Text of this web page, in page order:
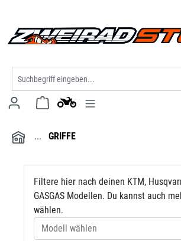
GRIFFE
Filtere hier nach deinen KTM,
GASGAS Modellen. Du kannst auch
wählen.